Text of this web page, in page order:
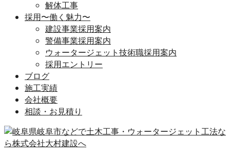
解体工事
採用〜働く魅力〜
建設事業採用案内
警備事業採用案内
ウォータージェット技術職採用案内
採用エントリー
ブログ
施工実績
会社概要
相談・お見積り